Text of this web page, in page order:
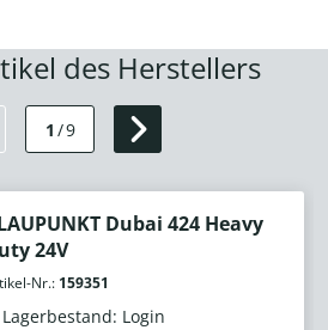
des Herstellers
1 /9
Dubai 424 Heavy
24V
Nr.: 159351
Lagerbestand: Login